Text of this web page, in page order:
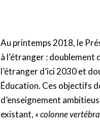
Au printemps 2018, le
à l’étranger : doublement
l’étranger d’ici 2030 et
Éducation. Ces objectifs
d’enseignement
existant, « colonne